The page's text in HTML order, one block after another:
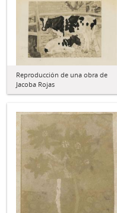
Reproducción de una obra de
Jacoba Rojas